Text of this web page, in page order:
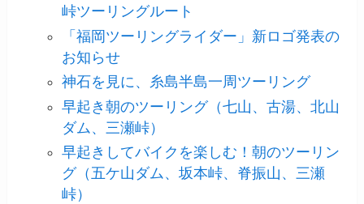
峠ツーリングルート
「福岡ツーリングライダー」新ロゴ発表の
お知らせ
神石を見に、糸島半島一周ツーリング
早起き朝のツーリング（七山、古湯、北山
ダム、三瀬峠）
早起きしてバイクを楽しむ！朝のツーリン
グ（五ケ山ダム、坂本峠、脊振山、三瀬
峠）